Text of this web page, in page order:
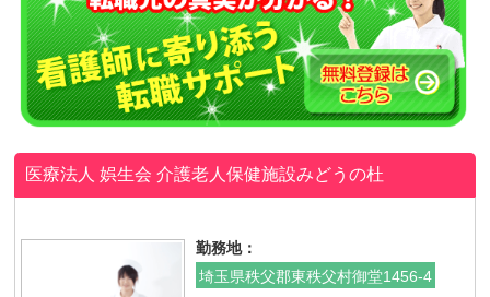
医療法人 娯生会介護老人保健施設みどうの杜
勤務地：
埼玉県秩父郡東秩父村御堂1456-4